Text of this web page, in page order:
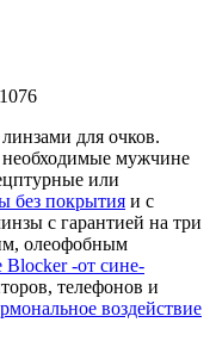
для очков.
мужчине
или
без покрытия и с
с гарантией на три
олеофобным
Blocker -от сине-
телефонов и
воздействие